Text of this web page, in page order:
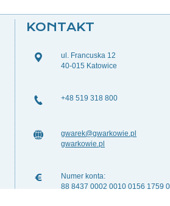
KONTAKT
ul. Francuska 12
40-015 Katowice
+48 519 318 800
gwarek@gwarkowie.pl
gwarkowie.pl
Numer konta:
88 8437 0002 0010 0156 1759